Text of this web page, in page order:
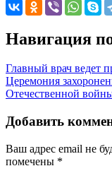
Навигация
Главный врач ведет
Церемония
Отечественной
Добавить
Ваш адрес email не
помечены *